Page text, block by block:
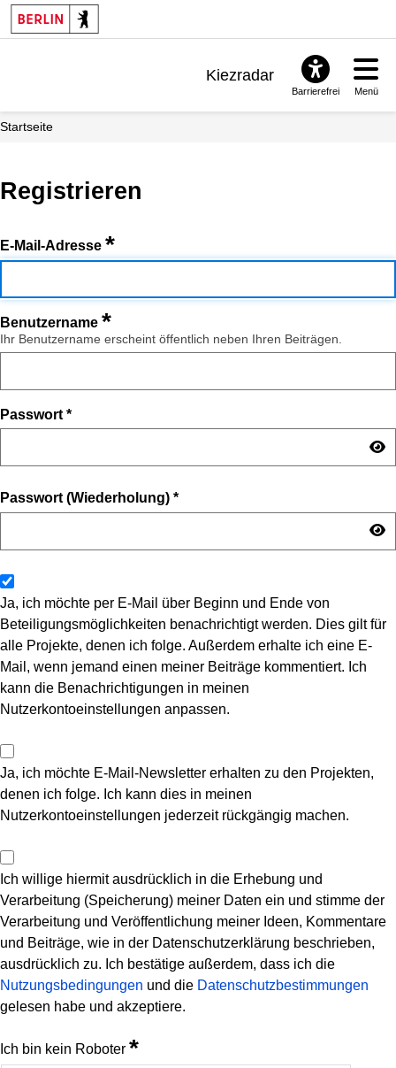
Kiezradar
Barrierefrei Menü
Startseite
Registrieren
E-Mail-Adresse *
Benutzername *
Ihr Benutzername erscheint öffentlich neben Ihren Beiträgen.
Passwort *
Passwort (Wiederholung) *
Ja, ich möchte per E-Mail über Beginn und Ende von
Beteiligungsmöglichkeiten benachrichtigt werden. Dies gilt für
alle Projekte, denen ich folge. Außerdem erhalte ich eine E-
Mail, wenn jemand einen meiner Beiträge kommentiert. Ich
kann die Benachrichtigungen in meinen
Nutzerkontoeinstellungen anpassen.
Ja, ich möchte E-Mail-Newsletter erhalten zu den Projekten,
denen ich folge. Ich kann dies in meinen
Nutzerkontoeinstellungen jederzeit rückgängig machen.
Ich willige hiermit ausdrücklich in die Erhebung und
Verarbeitung (Speicherung) meiner Daten ein und stimme der
Verarbeitung und Veröffentlichung meiner Ideen, Kommentare
und Beiträge, wie in der Datenschutzerklärung beschrieben,
ausdrücklich zu. Ich bestätige außerdem, dass ich die
Nutzungsbedingungen und die Datenschutzbestimmungen
gelesen habe und akzeptiere.
Ich bin kein Roboter *